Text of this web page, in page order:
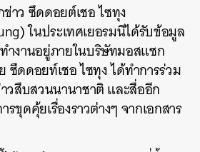
าว ซึดดอยต์เชอ ไซทุง
ในประเทศเยอรมนีได้รับข้อมูล
ำงานอยู่ภายในบริษัทมอสแซก
ซึดดอยท์เชอ ไซทุง ได้ทำการร่วม
วสืบสวนนานาชาติ และสื่ออีก
รขุดคุ้ยเรื่องราวต่างๆ จากเอกสาร